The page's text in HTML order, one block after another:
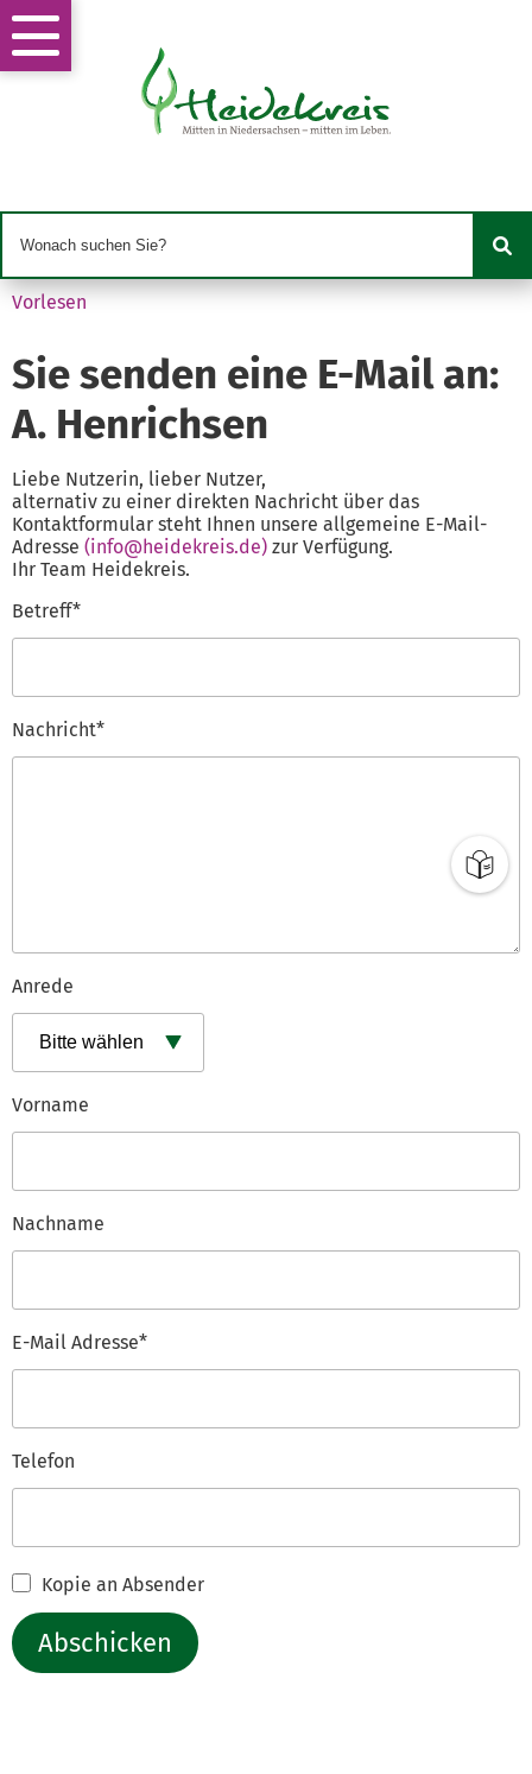
Vorlesen
Sie senden eine E-Mail an:
A. Henrichsen
Liebe Nutzerin, lieber Nutzer,
alternativ zu einer direkten Nachricht über das
Kontaktformular steht Ihnen unsere allgemeine E-Mail-
Adresse (info@heidekreis.de) zur Verfügung.
Ihr Team Heidekreis.
Betreff*
Nachricht*
Anrede
Vorname
Nachname
E-Mail Adresse*
Telefon
Kopie an Absender
Abschicken